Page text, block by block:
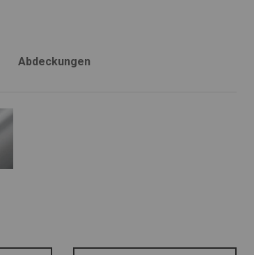
Abdeckungen